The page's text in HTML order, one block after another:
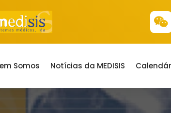
Somos Notícias da MEDISIS